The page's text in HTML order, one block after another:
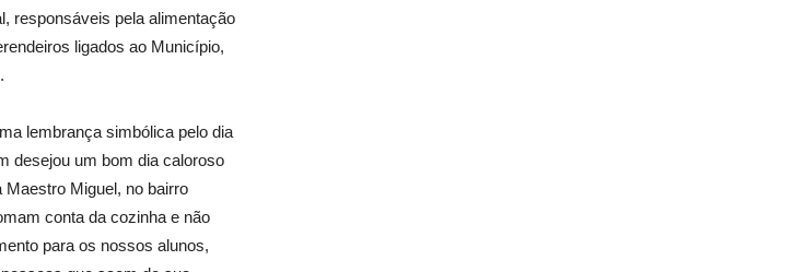
responsáveis pela alimentação
ligados ao Município,
lembrança simbólica pelo dia
desejou um bom dia caloroso
Miguel, no bairro
conta da cozinha e não
para os nossos alunos,